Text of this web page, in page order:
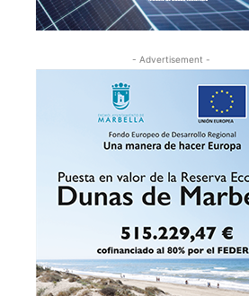
- Advertisement -